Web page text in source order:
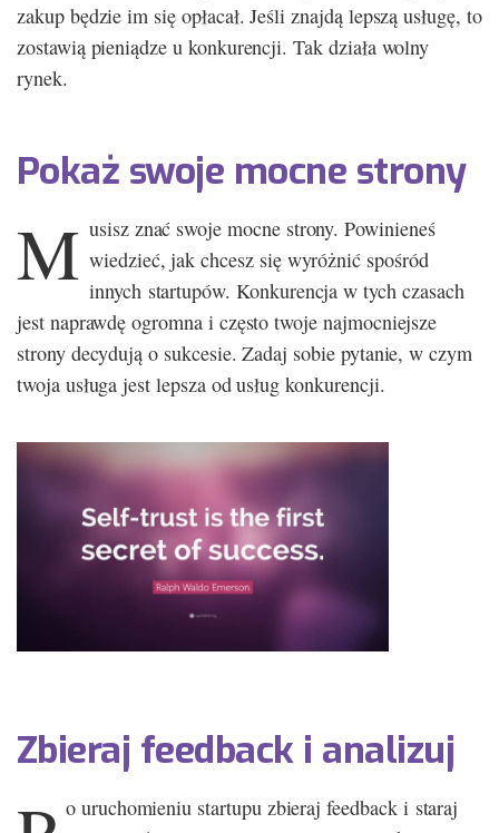
zakup będzie im się opłacał. Jeśli znajdą lepszą usługę, to
zostawią pieniądze u konkurencji. Tak działa wolny
rynek.
Pokaż swoje mocne strony
M usisz znać swoje mocne strony. Powinieneś
wiedzieć, jak chcesz się wyróżnić spośród
innych startupów. Konkurencja w tych czasach
jest naprawdę ogromna i często twoje najmocniejsze
strony decydują o sukcesie. Zadaj sobie pytanie, w czym
twoja usługa jest lepsza od usług konkurencji.
Zbieraj feedback i analizuj
o uruchomieniu startupu zbieraj feedback i staraj